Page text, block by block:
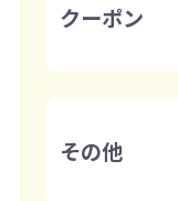
クーポン
その他